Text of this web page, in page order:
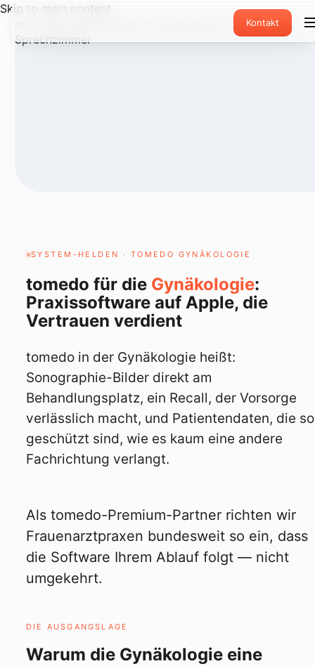
Skip to main content
Kontakt
SYSTEM-HELDEN · TOMEDO GYNÄKOLOGIE
tomedo für die Gynäkologie:
Praxissoftware auf Apple, die
Vertrauen verdient
tomedo in der Gynäkologie heißt:
Sonographie-Bilder direkt am
Behandlungsplatz, ein Recall, der Vorsorge
verlässlich macht, und Patientendaten, die so
geschützt sind, wie es kaum eine andere
Fachrichtung verlangt.
Als tomedo-Premium-Partner richten wir
Frauenarztpraxen bundesweit so ein, dass
die Software Ihrem Ablauf folgt — nicht
umgekehrt.
DIE AUSGANGSLAGE
Warum die Gynäkologie eine